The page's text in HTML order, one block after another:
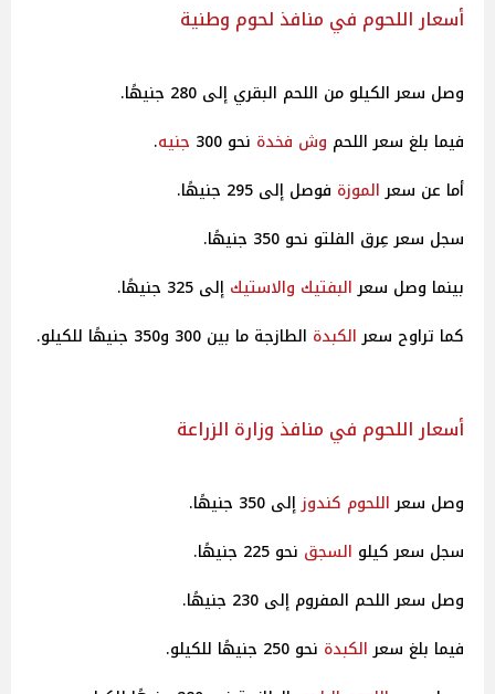
أسعار اللحوم في منافذ لحوم وطنية
وصل سعر الكيلو من اللحم البقري إلى 280 جنيهًا.
فيما بلغ سعر اللحم وش فخدة نحو 300 جنيه.
أما عن سعرالموزة فوصل إلى 295 جنيهًا.
سجل سعر عِرق الفلتو نحو 350 جنيهًا.
بينما وصل سعرالبفتيك والاستيك إلى 325 جنيهًا.
كما تراوح سعرالكبدة الطازجة ما بين 300 و350 جنيهًا للكيلو.
أسعار اللحوم في منافذ وزارة الزراعة
وصل سعراللحوم كندوزإلى 350 جنيهًا.
سجل سعر كيلو السجق نحو 225 جنيهًا.
وصل سعر اللحم المفروم إلى 230 جنيهًا.
فيما بلغ سعرالكبدة نحو 250 جنيهًا للكيلو.